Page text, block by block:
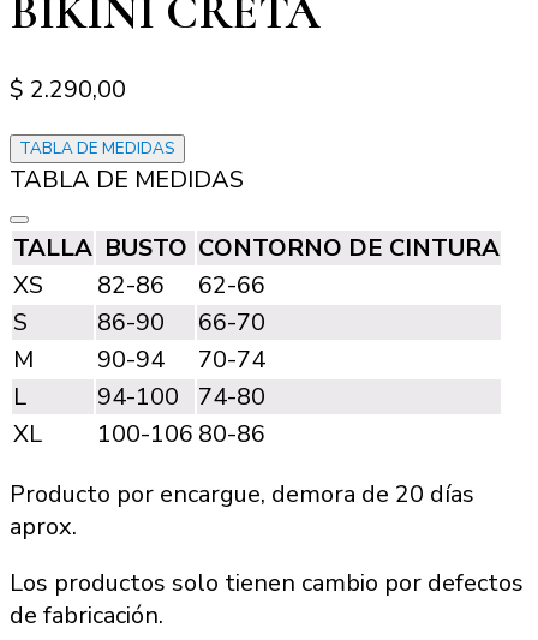
BIKINI CRETA
$ 2.290,00
TABLA DE MEDIDAS
TABLA DE MEDIDAS
TALLA BUSTO CONTORNO DE CINTURA
XS
82-86
62-66
S
86-90
66-70
M
90-94
70-74
L
94-100
74-80
XL
100-106 80-86
Producto por encargue, demora de 20 días
aprox.
Los productos solo tienen cambio por defectos
de fabricación.